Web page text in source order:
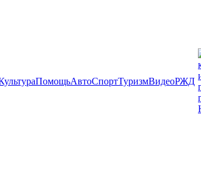
ПомощьАвтоСпортТуризмВидеоРЖД